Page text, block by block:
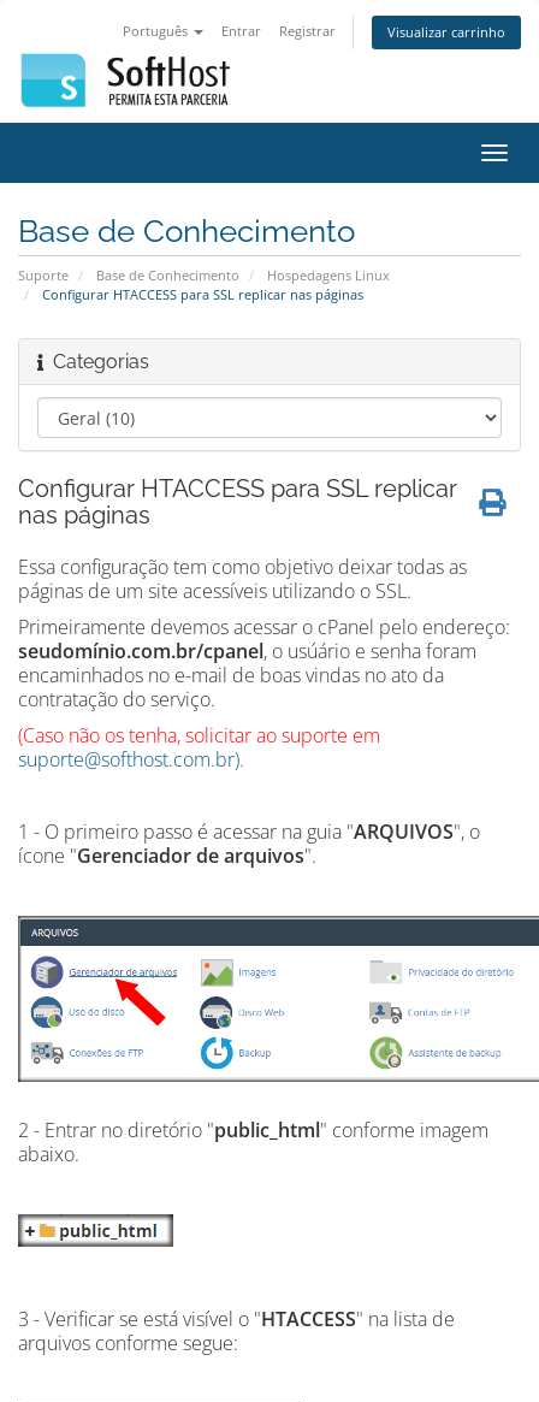
Português Entrar Registrar Visualizar carrinho
Base de Conhecimento
Suporte Base de Conhecimento
Hospedagens Linux
Configurar HTACCESS para SSL replicar nas páginas
Categorias
Configurar HTACCESS para SSL replicar
nas páginas
Essa configuração tem como objetivo deixar todas as
páginas de um site acessíveis utilizando o SSL.
Primeiramente devemos acessar o cPanel pelo endereço:
seudomínio.com.br/cpanel, o usúário e senha foram
encaminhados no e-mail de boas vindas no ato da
contratação do serviço.
(Caso não os tenha, solicitar ao suporte em
suporte@softhost.com.br).
1 - O primeiro passo é acessar na guia "ARQUIVOS", o
ícone "Gerenciador de arquivos".
2 - Entrar no diretório "public_html" conforme imagem
abaixo.
3 - Verificar se está visível o "HTACCESS" na lista de
arquivos conforme segue: